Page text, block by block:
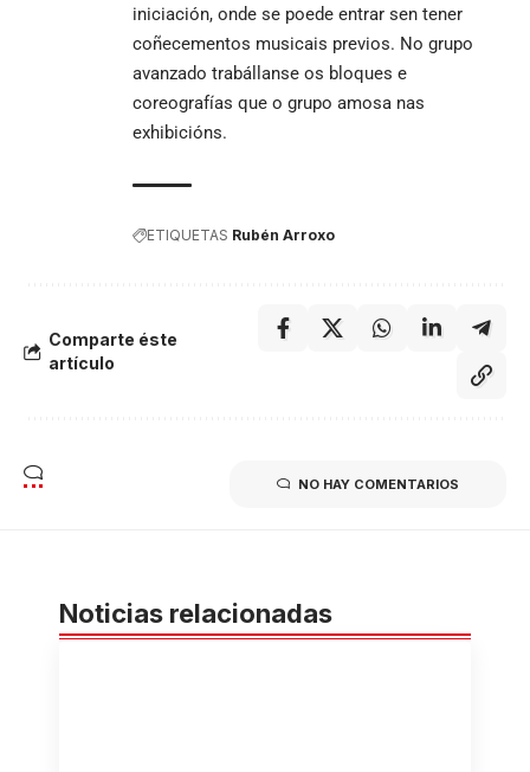
iniciación, onde se poede entrar sen tener
coñecementos musicais previos. No grupo
avanzado trabállanse os bloques e
coreografías que o grupo amosa nas
exhibicións.
ETIQUETAS Rubén Arroxo
Comparte éste
artículo
NO HAY COMENTARIOS
Noticias relacionadas